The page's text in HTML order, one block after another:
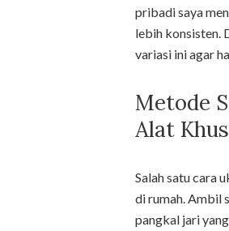
pribadi saya
lebih konsisten.
variasi ini agar
Metode
Alat
Salah satu cara
di rumah. Ambil
pangkal jari